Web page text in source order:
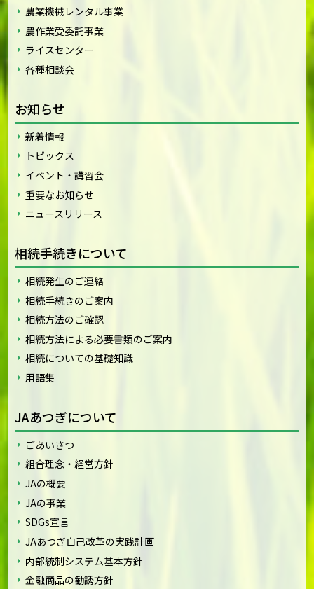
農業機械レンタル事業
農作業受委託事業
ライスセンター
各種相談会
お知らせ
新着情報
トピックス
イベント・講習会
重要なお知らせ
ニュースリリース
相続手続きについて
相続発生のご連絡
相続手続きのご案内
相続方法のご確認
相続方法による必要書類のご案内
相続についての基礎知識
用語集
JAあつぎについて
ごあいさつ
組合理念・経営方針
JAの概要
JAの事業
SDGs宣言
JAあつぎ自己改革の実践計画
内部統制システム基本方針
金融商品の勧誘方針